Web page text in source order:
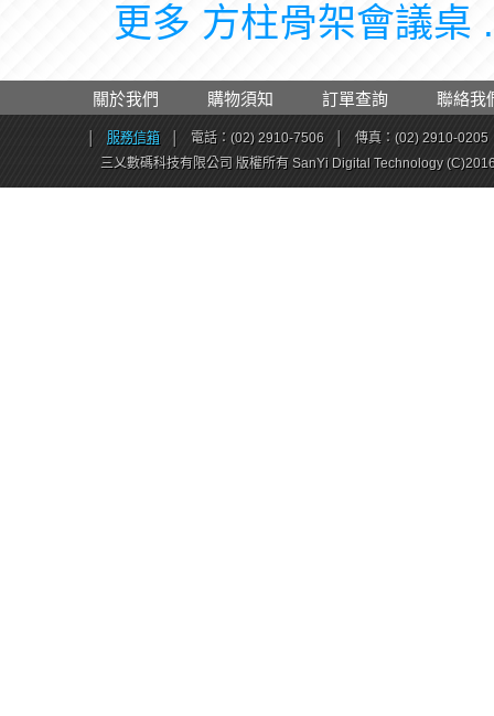
更多 方柱骨架會議桌
關於我們 購物須知 訂單查詢 聯絡我
服務信箱 電話：(02) 2910-7506
傳真：(02) 2910-0205
三乂數碼科技有限公司 版權所有 SanYi Digital Technology